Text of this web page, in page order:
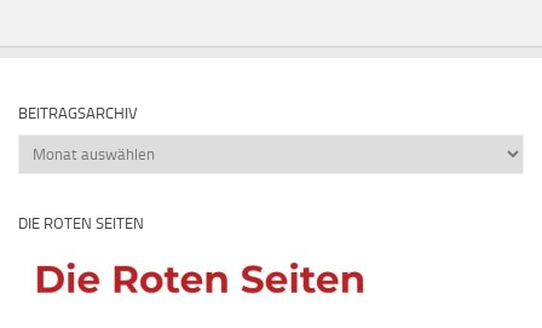
BEITRAGSARCHIV
Beitragsarchiv
DIE ROTEN SEITEN